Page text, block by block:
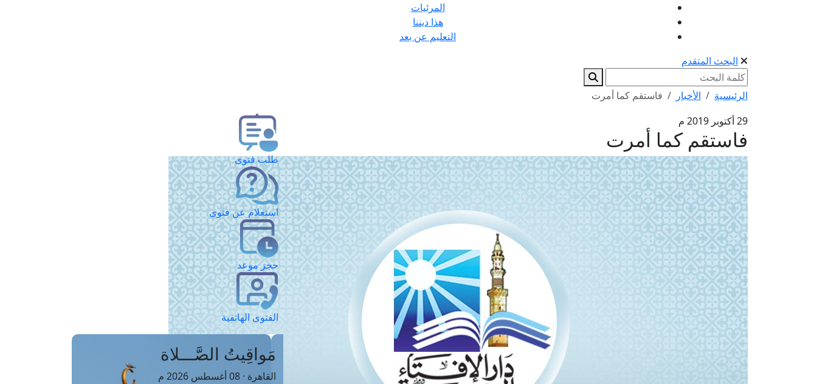
المرئيات
هذا ديننا
التعليم عن بعد
البحث المتقدم
الرئيسية الأخبار
فاستقم كما أمرت
29 أكتوبر 2019 م
فاستقم كما أمرت
طلب فتوى
استعلام عن فتوى
حجز موعد
الفتوى الهاتفية
مَواقِيتُ الصَّـــلاة
القاهرة · 08 أغسطس 2026 م